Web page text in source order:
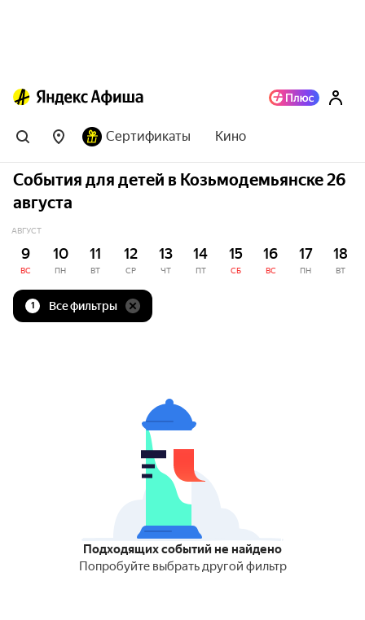
Сертификаты Кино
События для детей в Козьмодемьянске 26
августа
АВГУСТ
9
ВС
10
ПН
11
ВТ
12
СР
13
ЧТ
14
ПТ
15
СБ
16
ВС
17
ПН
18
ВТ
1 Все фильтры
Подходящих событий не найдено
Попробуйте выбрать другой фильтр